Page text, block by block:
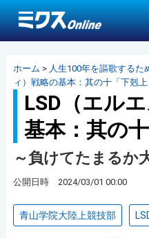
ホーム > 人生100年を謳歌するた
ィ）戦略の基本：其の十「下剋上
LSD（エル
基本：其の
～負けてたまるか
公開日時 2024/03/01 00:00
青山学院大陸上競技部